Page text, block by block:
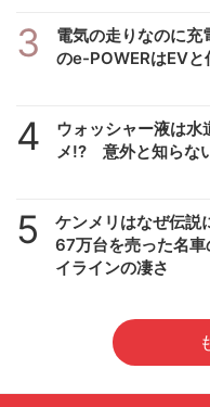
3
電気の走りなのに
のe-POWERはEVと
4
ウォッシャー液は水
メ!? 意外と知らな
5
ケンメリはなぜ伝説
67万台を売った名
イラインの凄さ